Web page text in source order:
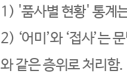
1) '품사별 현황' 통계
2) ‘어미’와 ‘접사’는
와 같은 층위로 처리함.